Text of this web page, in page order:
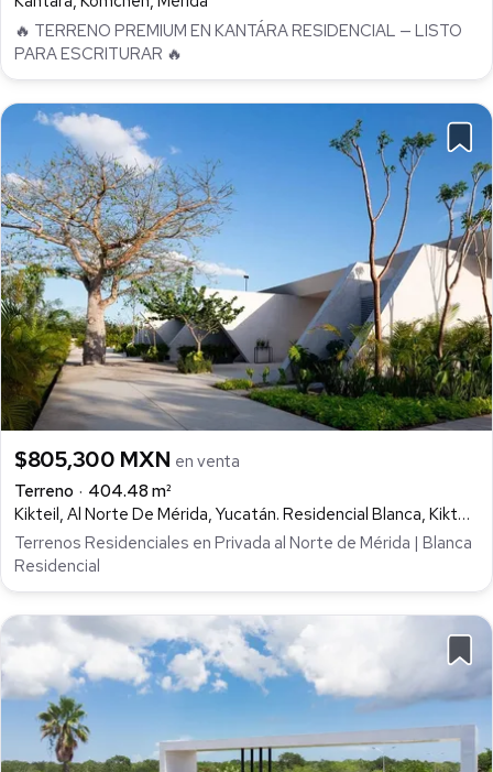
🔥 TERRENO PREMIUM EN KANTÁRA RESIDENCIAL — LISTO
PARA ESCRITURAR 🔥
$805,300 MXN en venta
Terreno
404.48 m²
Kikteil, Al Norte De Mérida, Yucatán. Residencial Blanca, Kikteil, Mérida
Terrenos Residenciales en Privada al Norte de Mérida | Blanca
Residencial